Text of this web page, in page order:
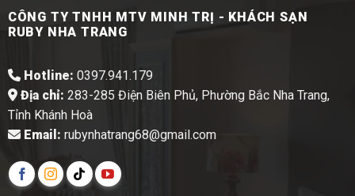
CÔNG TY TNHH MTV MINH TRỊ - KHÁCH SẠN
RUBY NHA TRANG
Hotline: 0397.941.179
Địa chỉ: 283-285 Điện Biên Phủ, Phường Bắc Nha Trang,
Tỉnh Khánh Hoà
Email: rubynhatrang68@gmail.com